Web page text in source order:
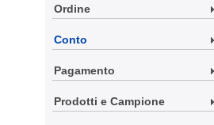
Ordine
Conto
Pagamento
Prodotti e Campione